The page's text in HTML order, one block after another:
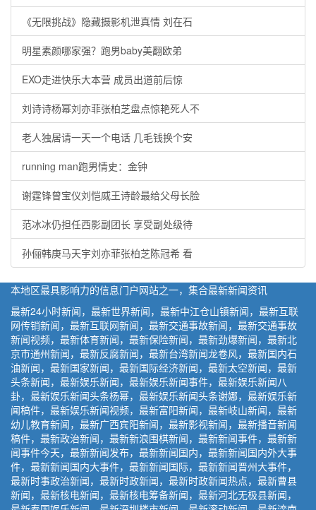
《无限挑战》隐藏摄影机泄真情 刘在石
明星素颜哪家强？跑男baby美翻欧弟
EXO走进快乐大本营 成员出道前后惊
刘诗诗杨幂刘亦菲张柏芝盘点惊艳死人不
老人独居请一天一个电话 几毛钱换个安
running man跑男情史：金钟
谢霆锋曾宝仪刘恺威王诗龄最给父母长脸
范冰冰仍担任西影副团长 享受副处级待
孙俪韩庚马天宇刘亦菲张柏芝陈冠希 看
本地区最具影响力的信息门户网站之一，集合最新新闻资讯
最新24小时新闻，最新世界新闻，最新中江仓山镇新闻，最新互联
网传销新闻，最新互联网新闻，最新交通事故新闻，最新交通事故
新闻视频，最新体育新闻，最新保险新闻，最新劲爆新闻，最新北
京市通州新闻，最新反腐新闻，最新台湾新闻龙卷风，最新国内石
油新闻，最新国家新闻，最新国际经济新闻，最新太空新闻，最新
头条新闻，最新娱乐新闻，最新娱乐新闻事件，最新娱乐新闻八
卦，最新娱乐新闻头条杨幂，最新娱乐新闻头条谢娜，最新娱乐新
闻稿件，最新娱乐新闻视频，最新富阳新闻，最新岐山新闻，最新
幼儿教育新闻，最新广西宾阳新闻，最新影视新闻，最新播音新闻
稿件，最新政治新闻，最新新浪围棋新闻，最新新闻事件，最新新
闻事件今天，最新新闻发布，最新新闻国内，最新新闻国内外大事
件，最新新闻国内大事件，最新新闻国际，最新新闻晋州大事件，
最新时事政治新闻，最新时政新闻，最新时政新闻热点，最新曹县
新闻，最新核电新闻，最新核电筹备新闻，最新河北无极县新闻，